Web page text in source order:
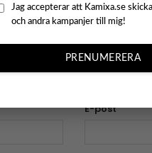
Jag accepterar att Kamixa.se
och andra kampanjer till mig!
PRENUMERERA
E-post